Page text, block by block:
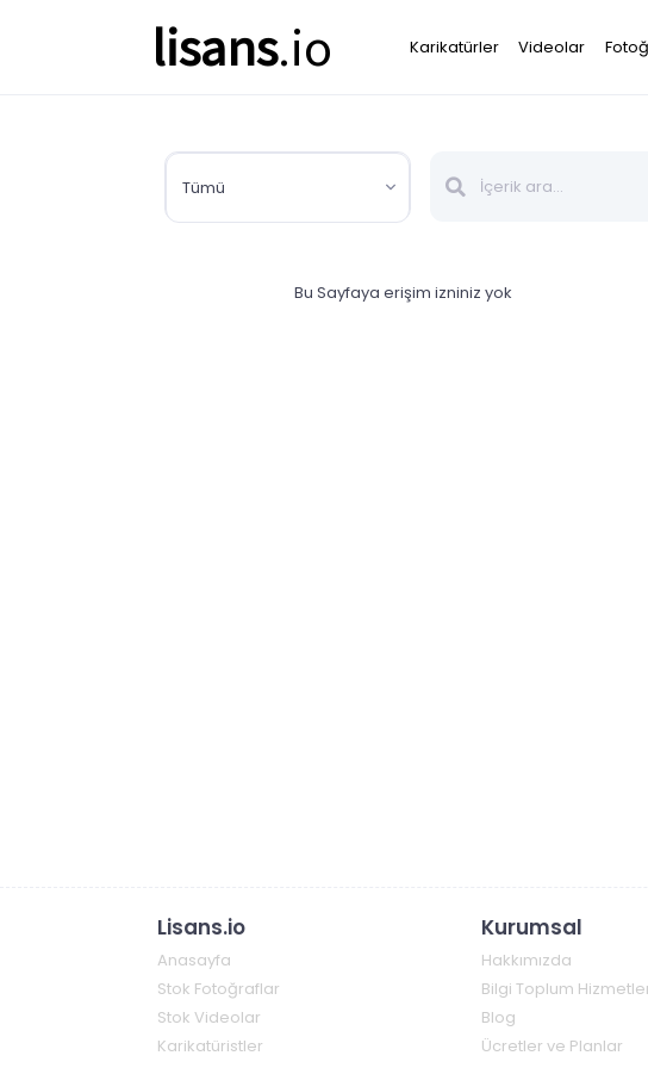
lisans.io Karikatürler Videolar
Tümü
Bu Sayfaya erişim izniniz yok
Lisans.io
Anasayfa
Stok Fotoğraflar
Stok Videolar
Karikatüristler
Kurumsal
Hakkımızda
Bilgi Toplum
Blog
Ücretler ve Planlar